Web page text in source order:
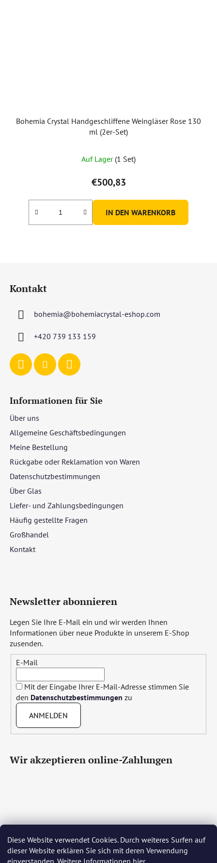
Diese Website verwendet Cookies. Durch weiteres Surfen auf
dieser Website erklären Sie sich mit deren Verwendung
einverstanden. Weitere Informationen hier.
Bohemia Crystal Handgeschliffene Weingläser Rose 130
ml (2er-Set)
Auf Lager (1 Set)
€500,83
IN DEN WARENKORB
Kontakt
bohemia@bohemiacrystal-eshop.com
+420 739 133 159
Informationen für Sie
Über uns
Allgemeine Geschäftsbedingungen
Meine Bestellung
Rückgabe oder Reklamation von Waren
Datenschutzbestimmungen
Über Glas
Liefer- und Zahlungsbedingungen
Häufig gestellte Fragen
Großhandel
Kontakt
Newsletter abonnieren
Legen Sie Ihre E-Mail ein und wir werden Ihnen
Informationen über neue Produkte in unserem E-Shop
zusenden.
E-Mail
Mit der Eingabe Ihrer E-Mail-Adresse stimmen Sie
den Datenschutzbestimmungen zu
ANMELDEN
Wir akzeptieren online-Zahlungen
Čeština Slovenčina English Deutsch Magyar
Język polski Română Italiano Español Français